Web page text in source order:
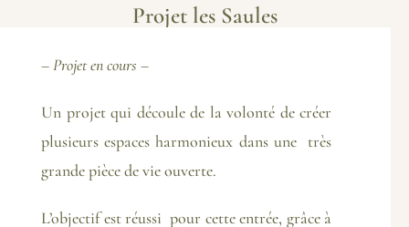
Projet les Saules
– Projet en cours –
Un projet qui découle de la volonté de créer
plusieurs espaces harmonieux dans une très
grande pièce de vie ouverte.
L’objectif est réussi pour cette entrée, grâce à